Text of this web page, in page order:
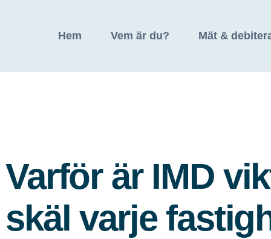
Hem Vem är du? Mät &
Varför är IMD
skäl varje